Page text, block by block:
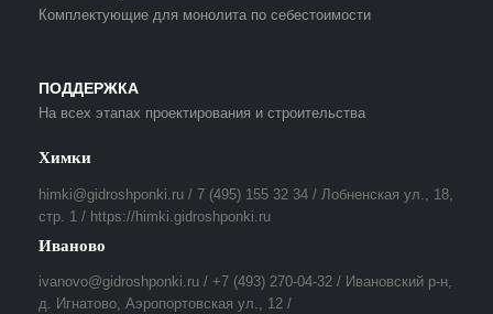
Комплектующие для монолита по себестоимости
ПОДДЕРЖКА
На всех этапах проектирования и строительства
Химки
himki@gidroshponki.ru / 7 (495) 155 32 34 / Лобненская ул., 18,
стр. 1 / https://himki.gidroshponki.ru
Иваново
ivanovo@gidroshponki.ru / +7 (493) 270-04-32 / Ивановский р-н,
д. Игнатово, Аэропортовская ул., 12 /